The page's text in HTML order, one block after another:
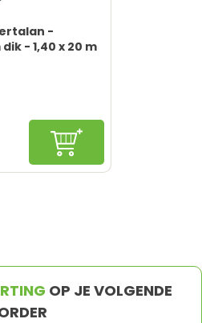
-
dik - 1,40 x 20 m
In winkelwagen
OP JE VOLGENDE